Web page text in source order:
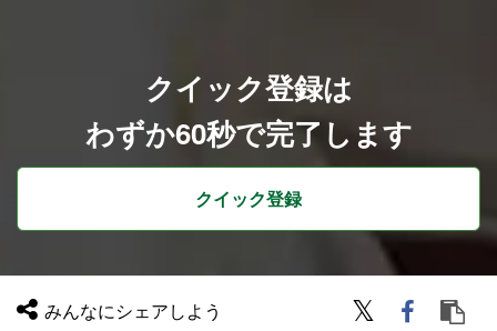
クイック登録は
わずか60秒で完了します
クイック登録
みんなにシェアしよう